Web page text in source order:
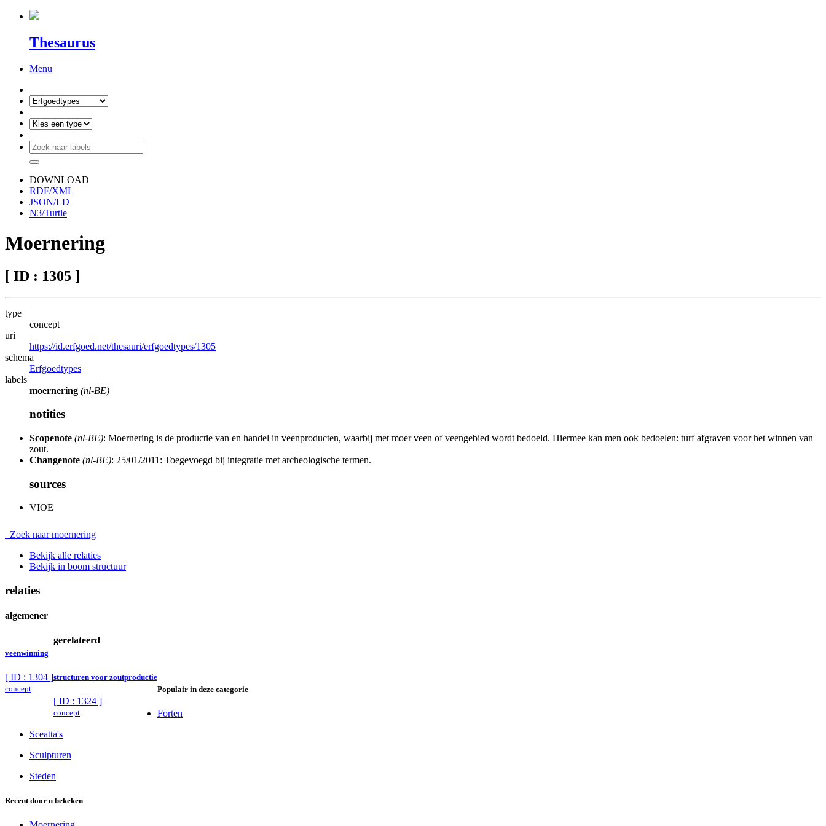
Thesaurus
Menu
DOWNLOAD
RDF/XML
JSON/LD
N3/Turtle
Moernering
[ ID : 1305 ]
type
concept
uri
https://id.erfgoed.net/thesauri/erfgoedtypes/1305
schema
Erfgoedtypes
labels
moernering (nl-BE)
notities
Scopenote (nl-BE): Moernering is de productie van en handel in veenproducten, waarbij met moer veen of veengebied wordt bedoeld. Hiermee kan men ook bedoelen: turf afgraven voor het winnen van
zout.
Changenote (nl-BE): 25/01/2011: Toegevoegd bij integratie met archeologische termen.
sources
VIOE
Zoek naar moernering
Bekijk alle relaties
Bekijk in boom structuur
relaties
algemener
veenwinning
[ ID : 1304 ]
concept
gerelateerd
structuren voor zoutproductie
[ ID : 1324 ]
concept
Populair in deze categorie
Forten
Sceatta's
Sculpturen
Steden
Recent door u bekeken